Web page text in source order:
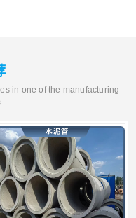
in one of the manufacturing